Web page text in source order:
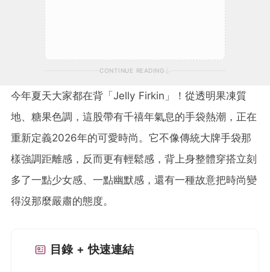
CONTINUE READING
今年夏天大家都在背「Jelly Firkin」！從透明果凍質
地、糖果色調，這股帶有千禧年氣息的手袋熱潮，正在
重新定義2026年的可愛時尚。它不像傳統大牌手袋那
樣強調距離感，反而更有輕鬆感，背上身整體穿搭立刻
多了一點少女感、一點幽默感，還有一種故意把時尚變
得沒那麼嚴肅的態度。
目錄 + 快速連結